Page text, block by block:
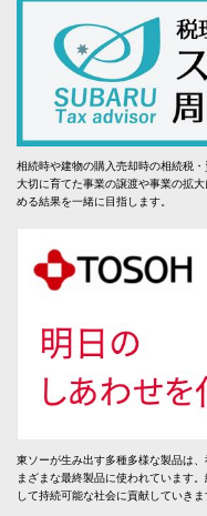
相続時や建物の購入売却時の相続税・
大切に育てた事業の譲渡や事業の拡
める結果を一緒に目指します。
東ソーが生み出す多種多様な製品は
まざまな最終製品に使われています
して持続可能な社会に貢献していきま